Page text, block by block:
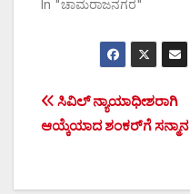
In "ಚಾಮರಾಜನಗರ"
Post
navigation
ಸಿವಿಲ್ ನ್ಯಾಯಾಧೀಶರಾಗಿ
ಆಯ್ಕೆಯಾದ ಶಂಕರ್‌ಗೆ ಸನ್ಮಾನ